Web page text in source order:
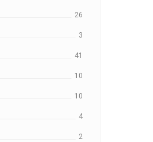
26
3
41
10
10
4
2